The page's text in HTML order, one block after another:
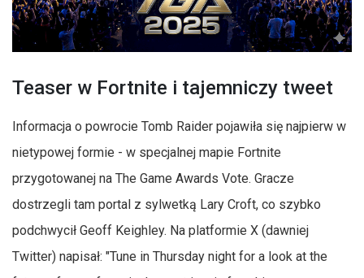
Teaser w Fortnite i tajemniczy tweet
Informacja o powrocie Tomb Raider pojawiła się najpierw w
nietypowej formie - w specjalnej mapie Fortnite
przygotowanej na The Game Awards Vote. Gracze
dostrzegli tam portal z sylwetką Lary Croft, co szybko
podchwycił Geoff Keighley. Na platformie X (dawniej
Twitter) napisał: "Tune in Thursday night for a look at the